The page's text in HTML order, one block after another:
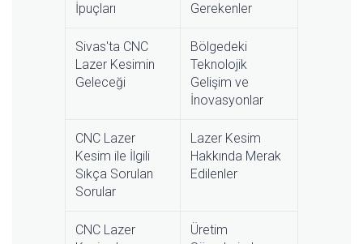
İpuçları
Gerekenler
Sivas'ta CNC
Lazer Kesimin
Geleceği
Bölgedeki
Teknolojik
Gelişim ve
İnovasyonlar
CNC Lazer
Kesim ile İlgili
Sıkça Sorulan
Sorular
Lazer Kesim
Hakkında Merak
Edilenler
CNC Lazer
Üretim